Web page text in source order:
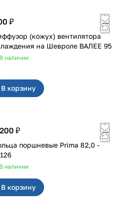
₽
(кожух) вентилятора
охлаждения на Шевроле ВАЛЕЕ 95
В наличии
В корзину
₽
поршневые Prima 82,0 -
В наличии
В корзину